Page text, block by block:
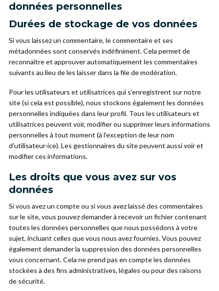
données personnelles
Durées de stockage de vos données
Si vous laissez un commentaire, le commentaire et ses
métadonnées sont conservés indéfiniment. Cela permet de
reconnaître et approuver automatiquement les commentaires
suivants au lieu de les laisser dans la file de modération.
Pour les utilisateurs et utilisatrices qui s’enregistrent sur notre
site (si cela est possible), nous stockons également les données
personnelles indiquées dans leur profil. Tous les utilisateurs et
utilisatrices peuvent voir, modifier ou supprimer leurs informations
personnelles à tout moment (à l’exception de leur nom
d’utilisateur·ice). Les gestionnaires du site peuvent aussi voir et
modifier ces informations.
Les droits que vous avez sur vos
données
Si vous avez un compte ou si vous avez laissé des commentaires
sur le site, vous pouvez demander à recevoir un fichier contenant
toutes les données personnelles que nous possédons à votre
sujet, incluant celles que vous nous avez fournies. Vous pouvez
également demander la suppression des données personnelles
vous concernant. Cela ne prend pas en compte les données
stockées à des fins administratives, légales ou pour des raisons
de sécurité.